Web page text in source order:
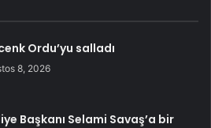
Ordu’yu salladı
8, 2026
Başkanı Selami Savaş’a bir